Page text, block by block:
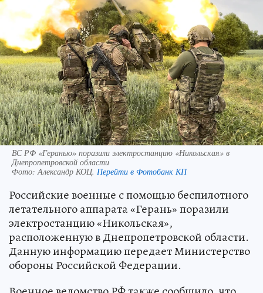
ВС РФ «Геранью» поразили электростанцию «Никольская» в
Днепропетровской области
Фото:Александр КОЦ. Перейти в Фотобанк КП
Российские военные с помощью беспилотного
летательного аппарата «Герань» поразили
электростанцию «Никольская»,
расположенную в Днепропетровской области.
Данную информацию передает Министерство
обороны Российской Федерации.